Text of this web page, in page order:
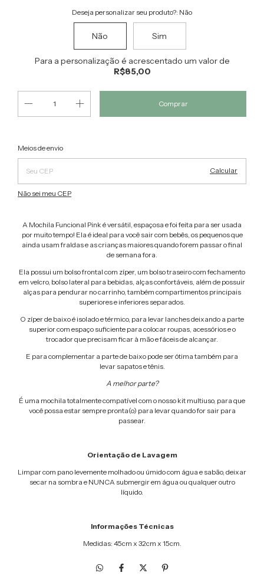
Deseja personalizar seu produto?: Não
Não Sim
Para a personalização é acrescentado um valor de
R$85,00
Entregas para o CEP:
Meios de envio
Calcular
Não sei meu CEP
A Mochila Funcional Pink é versátil, espaçosa e foi feita para ser usada
por muito tempo! Ela é ideal para você sair com bebês, os pequenos que
ainda usam fraldas e as crianças maiores quando forem passar o final
de semana fora.
Ela possui um bolso frontal com zíper, um bolso traseiro com fechamento
em velcro, bolso lateral para bebidas, alças confortáveis, além de possuir
alças para pendurar no carrinho, também compartimentos principais
superiores e inferiores separados.
O zíper de baixo é isolado e térmico, para levar lanches deixando a parte
superior com espaço suficiente para colocar roupas, acessórios e o
trocador que precisam ficar à mão e fáceis de alcançar.
E para complementar a parte de baixo pode ser ótima também para
levar sapatos e tênis.
A melhor parte?
É uma mochila totalmente compatível com o nosso kit multiuso, para que
você possa estar sempre pronta(o) para levar quando for sair para
passear.
Orientação de Lavagem
Limpar com pano levemente molhado ou úmido com água e sabão, deixar
secar na sombra e NUNCA submergir em água ou qualquer outro
líquido.
Informações Técnicas
Medidas: 45cm x 32cm x 15cm.